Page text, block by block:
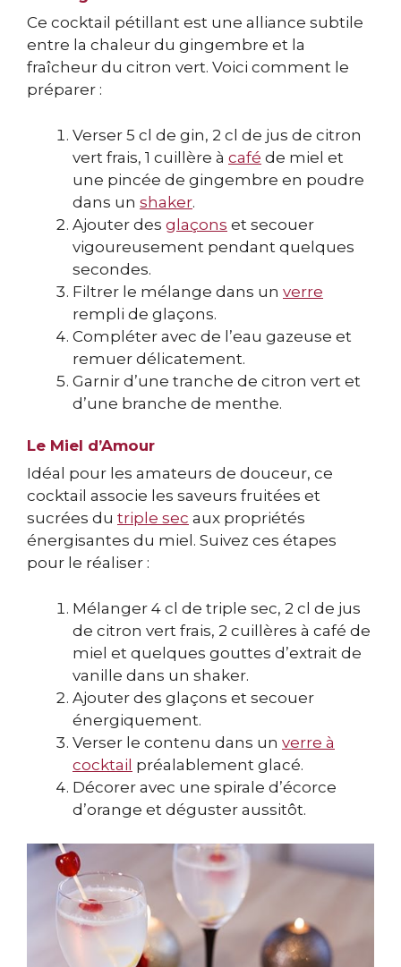
Ce cocktail pétillant est une alliance subtile
entre la chaleur du gingembre et la
fraîcheur du citron vert. Voici comment le
préparer :
Verser 5 cl de gin, 2 cl de jus de citron
vert frais, 1 cuillère à café de miel et
une pincée de gingembre en poudre
dans un shaker.
Ajouter des glaçons et secouer
vigoureusement pendant quelques
secondes.
Filtrer le mélange dans un verre
rempli de glaçons.
Compléter avec de l’eau gazeuse et
remuer délicatement.
Garnir d’une tranche de citron vert et
d’une branche de menthe.
Le Miel d’Amour
Idéal pour les amateurs de douceur, ce
cocktail associe les saveurs fruitées et
sucrées du triple sec aux propriétés
énergisantes du miel. Suivez ces étapes
pour le réaliser :
Mélanger 4 cl de triple sec, 2 cl de jus
de citron vert frais, 2 cuillères à café de
miel et quelques gouttes d’extrait de
vanille dans un shaker.
Ajouter des glaçons et secouer
énergiquement.
Verser le contenu dans un verre à
cocktail préalablement glacé.
Décorer avec une spirale d’écorce
d’orange et déguster aussitôt.